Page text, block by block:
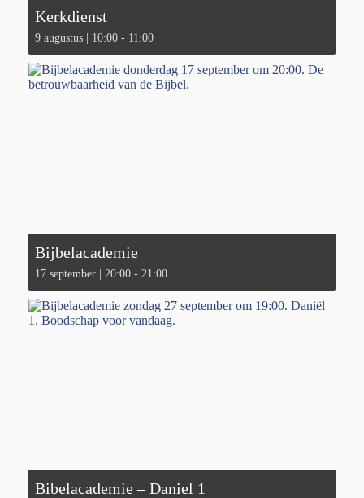
Kerkdienst
9 augustus | 10:00 - 11:00
Bijbelacademie
17 september | 20:00 - 21:00
Bibelacademie – Daniel 1